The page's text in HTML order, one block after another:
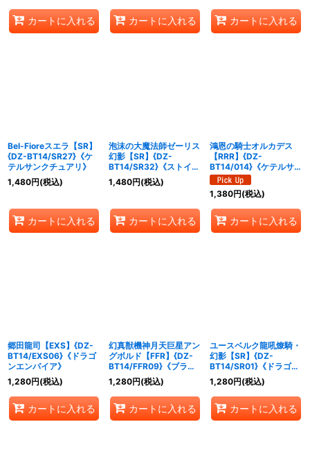
カートに入れる カートに入れる カートに入れる
Bel-Fioreスエラ【SR】
{DZ-BT14/SR27}《ケ
テルサンクチュアリ》
1,480円(税込)
カートに入れる
泡沫の大魔法師ゼーリス
幻影【SR】{DZ-
BT14/SR32}《ストイケ
イア》
1,480円(税込)
カートに入れる
鴻恩の騎士オルカデス
【RRR】{DZ-
BT14/014}《ケテルサン
クチュアリ》
1,380円(税込)
カートに入れる
郷田龍司【EXS】{DZ-
BT14/EXS06}《ドラゴ
ンエンパイア》
1,280円(税込)
カートに入れる
幻真獣機神月天巨星アン
グボルド【FFR】{DZ-
BT14/FFR09}《ブラン
トゲート》
1,280円(税込)
カートに入れる
ユースベルク龍吼燎騎・
幻影【SR】{DZ-
BT14/SR01}《ドラゴン
エンパイア》
1,280円(税込)
カートに入れる